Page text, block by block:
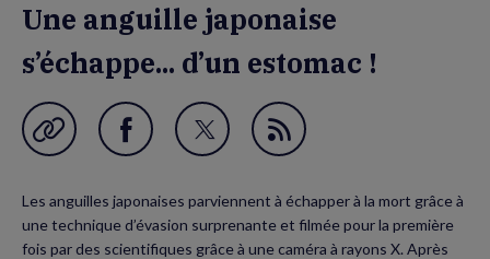
Une anguille japonaise
s’échappe... d’un estomac !
Garder en favori
Partager
Facebook
(nouvelle
Partager
Twitter
(nouvelle
Flux
Les anguilles japonaises parviennent à échapper à la mort grâce à
une technique d’évasion surprenante et filmée pour la première
fois par des scientifiques grâce à une caméra à rayons X. Après